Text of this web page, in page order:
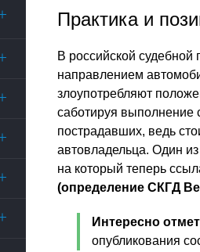
Практика и
В российской
направлением
злоупотребляют
саботируя выполнение
пострадавших, ведь
автовладельца. Один
на который теперь
(определение СКГД
Интересно
опубликования